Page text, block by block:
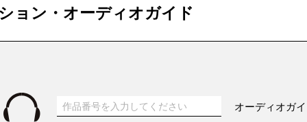
ョン・オーディオガイド
オーディオガ